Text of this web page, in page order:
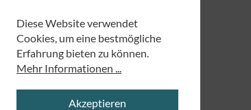
Diese Website verwendet
Cookies, um eine bestmögliche
Erfahrung bieten zu können.
Mehr Informationen ...
Akzeptieren